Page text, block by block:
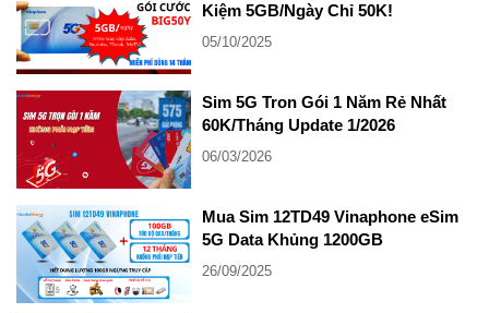
Kiệm 5GB/Ngày Chỉ 50K!
05/10/2025
Sim 5G Tron Gói 1 Năm Rẻ Nhất
60K/Tháng Update 1/2026
06/03/2026
Mua Sim 12TD49 Vinaphone eSim
5G Data Khủng 1200GB
26/09/2025